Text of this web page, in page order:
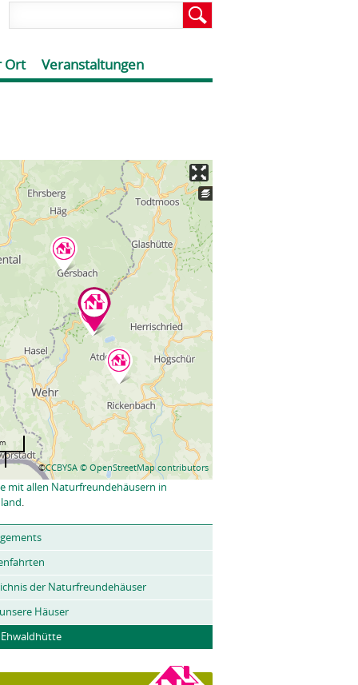
Ort Veranstaltungen
©CCBYSA © OpenStreetMap contributors
mit allen Naturfreundehäusern in
.
der Naturfreundehäuser
Häuser
Ehwaldhütte